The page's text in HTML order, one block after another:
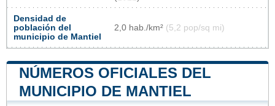
Densidad de
población del
municipio de Mantiel
2,0 hab./km² (5,2 pop/sq mi)
NÚMEROS OFICIALES DEL
MUNICIPIO DE MANTIEL